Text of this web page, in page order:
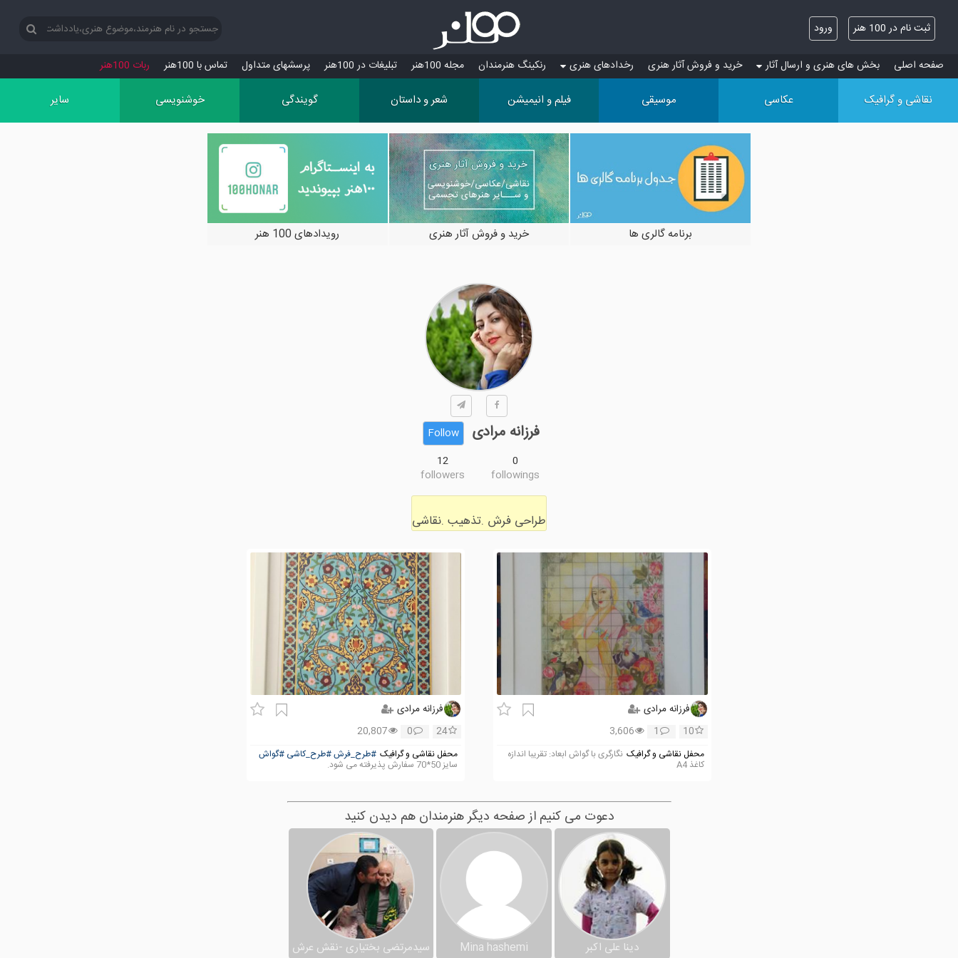
ثبت نام در 100 هنر ورود
صفحه اصلی بخش های هنری و ارسال آثار خرید و فروش آثار هنری رخدادهای هنری رنکینگ هنرمندان مجله 100هنر تبلیغات در 100هنر پرسش‏های متداول تماس با 100هنر ربات 100هنر
نقاشی و گرافیک عکاسی موسیقی فیلم و انیمیشن شعر و داستان گویندگی خوشنویسی سایر
رویدادهای 100 هنر خرید و فروش آثار هنری برنامه گالری ها
فرزانه مرادی
Follow
0
followings
12
followers
طراحی فرش .تذهیب .نقاشی
فرزانه مرادی
10
1
3,606
محفل نقاشی و گرافیک نگارگری با گواش ابعاد: تقریبا اندازه
کاغذ A4
فرزانه مرادی
24
0
20,807
محفل نقاشی و گرافیک #طرح_فرش#طرح_کاشی #گواش
سایز 50*70 سفارش پذیرفته می شود.
دعوت می کنیم از صفحه دیگر هنرمندان هم دیدن کنید
دینا علی اکبر Mina hashemi سیدمرتضی بختیاری -نقش عرش